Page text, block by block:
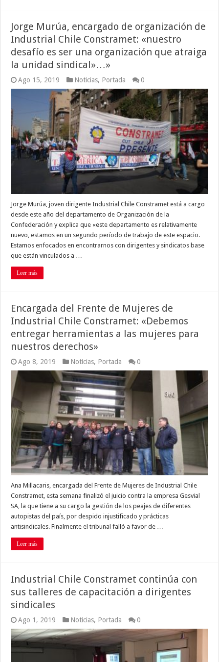
Jorge Murúa, encargado de organización de
Industrial Chile Constramet: «nuestro
desafío es ser una organización que atraiga
la unidad sindical»…»
Ago 15, 2019 Noticias, Portada 0
Jorge Murúa, joven dirigente Industrial Chile Constramet está a cargo
desde este año del departamento de Organización de la
Confederación y explica que «este departamento es relativamente
nuevo, estamos en un segundo período de trabajo de este espacio.
Estamos enfocados en encontrarnos con dirigentes y sindicatos base
que están vinculados a …
Leer más
Encargada del Frente de Mujeres de
Industrial Chile Constramet: «Debemos
entregar herramientas a las mujeres para
nuestros derechos»
Ago 8, 2019 Noticias, Portada 0
Ana Millacaris, encargada del Frente de Mujeres de Industrial Chile
Constramet, esta semana finalizó el juicio contra la empresa Gesvial
SA, la que tiene a su cargo la gestión de los peajes de diferentes
autopistas del país, por despido injustificado y prácticas
antisindicales. Finalmente el tribunal falló a favor de …
Leer más
Industrial Chile Constramet continúa con
sus talleres de capacitación a dirigentes
sindicales
Ago 1, 2019 Noticias, Portada 0